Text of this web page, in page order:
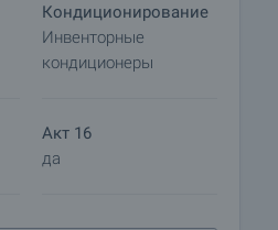
Кондиционирование
Инвенторные
кондиционеры
Акт 16
да